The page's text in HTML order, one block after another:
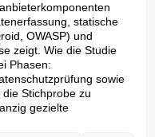
statische
OWASP) und
zeigt. Wie die Studie
Phasen:
sowie
Stichprobe zu
gezielte